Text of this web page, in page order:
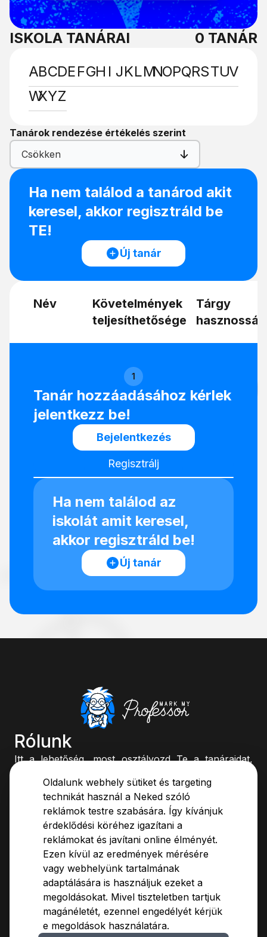
ISKOLA TANÁRAI 0 TANÁR
ABCDEFGH I JKLMNOPQRSTUV
WXYZ
Tanárok rendezése értékelés szerint
Csökken
Ha nem találod a tanárod akit
keresel, akkor regisztráld be
TE!
Új tanár
Név
Követelmények
teljesíthetősége
Tárgy
1
Tanár hozzáadásához kérlek
jelentkezz be!
Bejelentkezés
Regisztrálj
Ha nem találod az
iskolát amit keresel,
akkor regisztráld be!
Új tanár
Oldalunk webhely sütiket és targeting
technikát használ a Neked szóló
reklámok testre szabására. Így kívánjuk
érdeklődési köréhez igazítani a
reklámokat és javítani online élményét.
Ezen kívül az eredmények mérésére
vagy webhelyünk tartalmának
adaptálására is használjuk ezeket a
megoldásokat. Mivel tiszteletben tartjuk
magánéletét, ezennel engedélyét kérjük
e megoldások használatára.
Rólunk
Itt a lehetőség, most osztályozd Te a tanáraidat,
könnyedén, kinek az órájára ülsz be.
Rólunk
Értékelési útmutató
Módszertan
Blog
GYIK
Adatvédelmi Tájékoztató
Felhasználási Feltételek
Hirdetőinknek
Kapcsolat